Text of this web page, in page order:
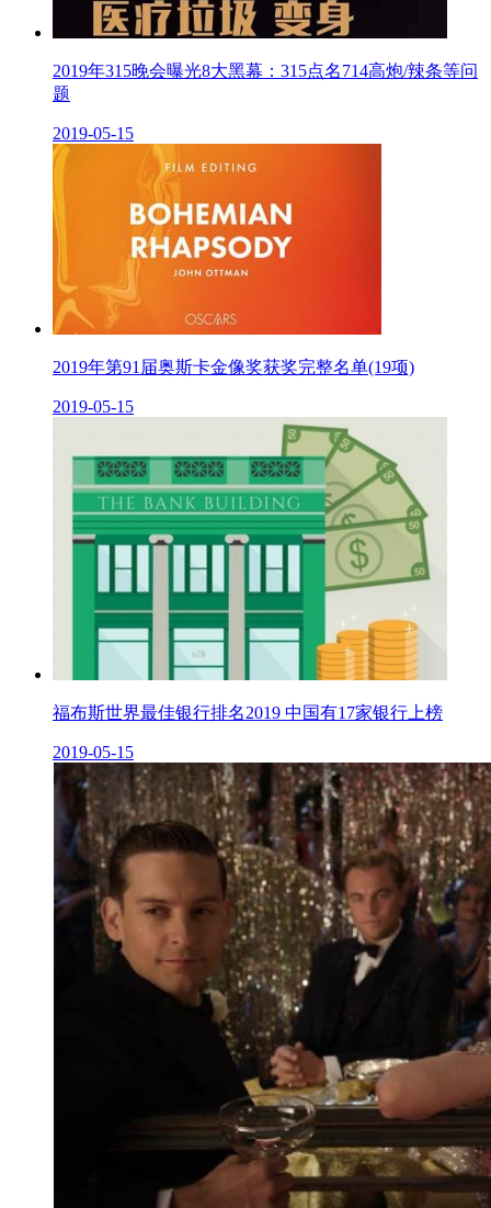
2019年315晚会曝光8大黑幕：315点名714高炮/辣条等问
题
2019-05-15
2019年第91届奥斯卡金像奖获奖完整名单(19项)
2019-05-15
福布斯世界最佳银行排名2019 中国有17家银行上榜
2019-05-15